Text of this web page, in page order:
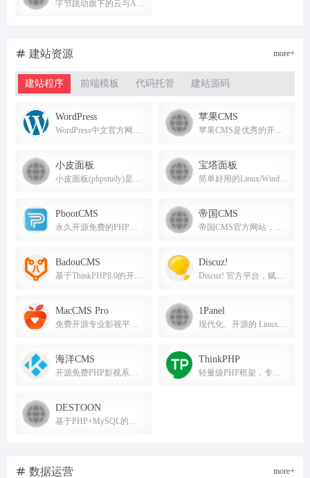
建站资源
建站程序 前端模板 代码托管 建站源码
more+
WordPress 苹果CMS
小皮面板 宝塔面板
PbootCMS 帝国CMS
BadouCMS Discuz!
MacCMS Pro 1Panel
海洋CMS ThinkPHP
DESTOON
数据运营 more+